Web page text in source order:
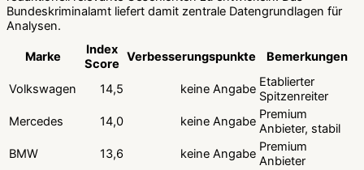
Bundeskriminalamt liefert damit zentrale Datengrundlagen für
Analysen.
Marke
Index
Score Verbesserungspunkte Bemerkungen
Volkswagen 14,5 keine Angabe Etablierter
Spitzenreiter
Mercedes
14,0 keine Angabe Premium
Anbieter, stabil
BMW
13,6 keine Angabe Premium
Anbieter